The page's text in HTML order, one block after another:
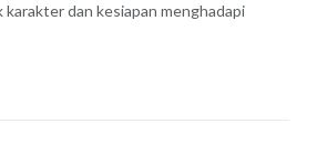
dan kesiapan menghadapi